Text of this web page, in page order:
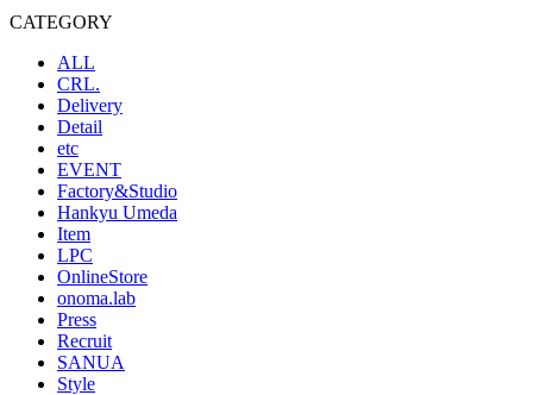
CATEGORY
ALL
CRL.
Delivery
Detail
etc
EVENT
Factory&Studio
Hankyu Umeda
Item
LPC
OnlineStore
onoma.lab
Press
Recruit
SANUA
Style